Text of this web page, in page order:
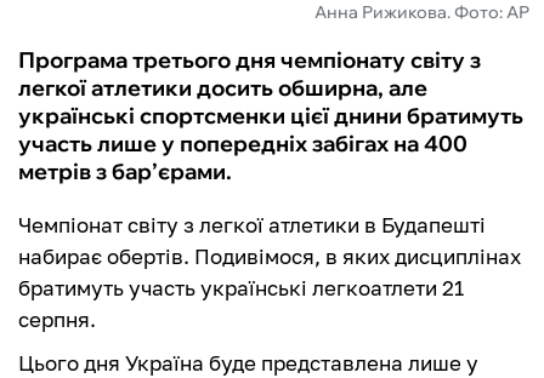
Анна Рижикова. Фото: АР
Програма третього дня чемпіонату світу з
легкої атлетики досить обширна, але
українські спортсменки цієї днини братимуть
участь лише у попередніх забігах на 400
метрів з бар’єрами.
Чемпіонат світу з легкої атлетики в Будапешті
набирає обертів. Подивімося, в яких дисциплінах
братимуть участь українські легкоатлети 21
серпня.
Цього дня Україна буде представлена лише у